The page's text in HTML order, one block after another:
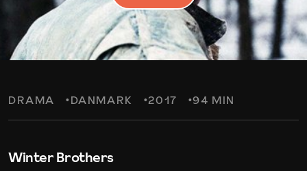
DRAMA DANMARK 2017 94 MIN
Winter Brothers